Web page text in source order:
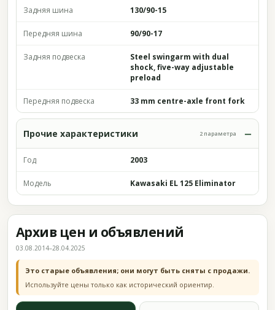
Задняя шина 130/90-15
Передняя шина 90/90-17
Задняя подвеска
Steel swingarm with dual
shock, five-way adjustable
preload
Передняя подвеска 33 mm centre-axle front fork
Прочие характеристики 2 параметра
Год 2003
Модель Kawasaki EL 125 Eliminator
Архив цен и объявлений
03.08.2014–28.04.2025
Это старые объявления; они могут быть сняты с продажи.
Используйте цены только как исторический ориентир.